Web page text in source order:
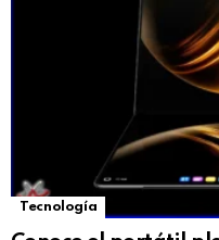
Tecnología